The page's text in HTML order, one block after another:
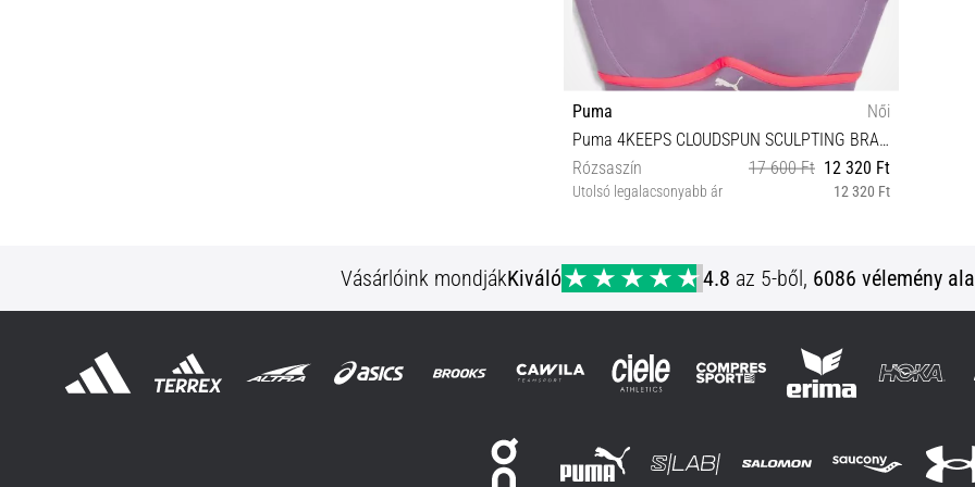
Puma
Női
Puma 4KEEPS CLOUDSPUN SCULPTING BRA Melltartó
Rózsaszín
17 600 Ft 12 320 Ft
Utolsó legalacsonyabb ár 12 320 Ft
Vásárlóink mondjákKiváló 4.8 az 5-ből, 6086 vélemény